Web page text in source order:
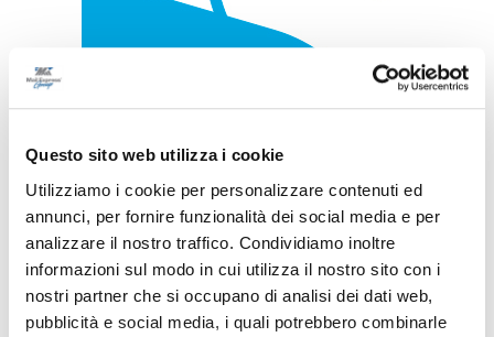
Questo sito web utilizza i cookie
Utilizziamo i cookie per personalizzare contenuti ed
annunci, per fornire funzionalità dei social media e per
analizzare il nostro traffico. Condividiamo inoltre
informazioni sul modo in cui utilizza il nostro sito con i
nostri partner che si occupano di analisi dei dati web,
pubblicità e social media, i quali potrebbero combinarle